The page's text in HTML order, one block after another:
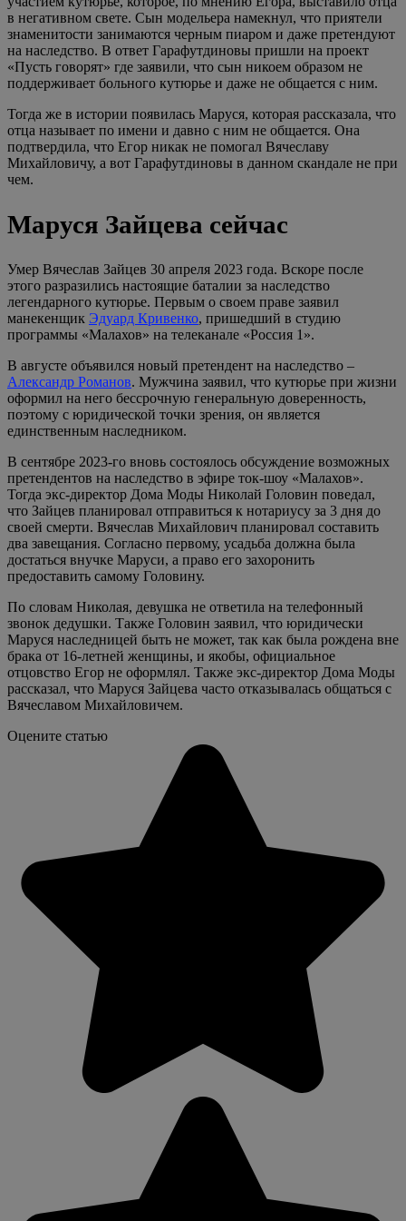
в негативном свете. Сын модельера намекнул, что приятели
знаменитости занимаются черным пиаром и даже претендуют
на наследство. В ответ Гарафутдиновы пришли на проект
«Пусть говорят» где заявили, что сын никоем образом не
поддерживает больного кутюрье и даже не общается с ним.
Тогда же в истории появилась Маруся, которая рассказала, что
отца называет по имени и давно с ним не общается. Она
подтвердила, что Егор никак не помогал Вячеславу
Михайловичу, а вот Гарафутдиновы в данном скандале не при
чем.
Маруся Зайцева сейчас
Умер Вячеслав Зайцев 30 апреля 2023 года. Вскоре после
этого разразились настоящие баталии за наследство
легендарного кутюрье. Первым о своем праве заявил
манекенщик Эдуард Кривенко, пришедший в студию
программы «Малахов» на телеканале «Россия 1».
В августе объявился новый претендент на наследство –
Александр Романов. Мужчина заявил, что кутюрье при жизни
оформил на него бессрочную генеральную доверенность,
поэтому с юридической точки зрения, он является
единственным наследником.
В сентябре 2023-го вновь состоялось обсуждение возможных
претендентов на наследство в эфире ток-шоу «Малахов».
Тогда экс-директор Дома Моды Николай Головин поведал,
что Зайцев планировал отправиться к нотариусу за 3 дня до
своей смерти. Вячеслав Михайлович планировал составить
два завещания. Согласно первому, усадьба должна была
достаться внучке Маруси, а право его захоронить
предоставить самому Головину.
По словам Николая, девушка не ответила на телефонный
звонок дедушки. Также Головин заявил, что юридически
Маруся наследницей быть не может, так как была рождена вне
брака от 16-летней женщины, и якобы, официальное
отцовство Егор не оформлял. Также экс-директор Дома Моды
рассказал, что Маруся Зайцева часто отказывалась общаться с
Вячеславом Михайловичем.
Оцените статью